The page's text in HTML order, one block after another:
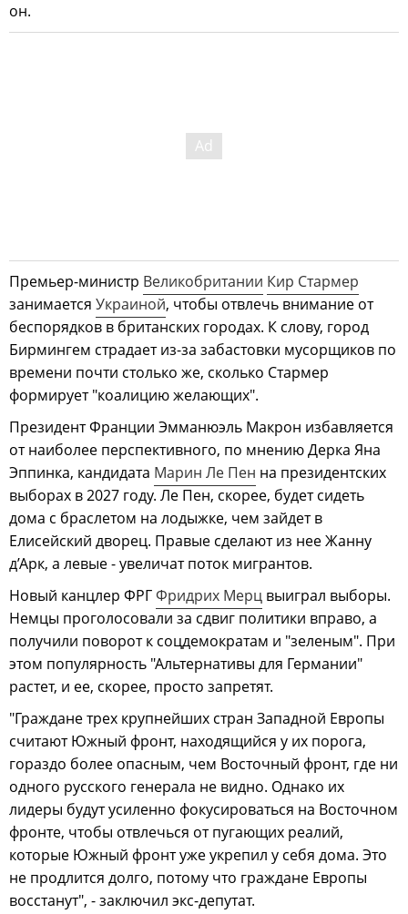
он.
Премьер-министр Великобритании Кир Стармер
занимается Украиной, чтобы отвлечь внимание от
беспорядков в британских городах. К слову, город
Бирмингем страдает из-за забастовки мусорщиков по
времени почти столько же, сколько Стармер
формирует "коалицию желающих".
Президент Франции Эмманюэль Макрон избавляется
от наиболее перспективного, по мнению Дерка Яна
Эппинка, кандидата Марин Ле Пен на президентских
выборах в 2027 году. Ле Пен, скорее, будет сидеть
дома с браслетом на лодыжке, чем зайдет в
Елисейский дворец. Правые сделают из нее Жанну
д’Арк, а левые - увеличат поток мигрантов.
Новый канцлер ФРГФридрих Мерц выиграл выборы.
Немцы проголосовали за сдвиг политики вправо, а
получили поворот к соцдемократам и "зеленым". При
этом популярность "Альтернативы для Германии"
растет, и ее, скорее, просто запретят.
"Граждане трех крупнейших стран Западной Европы
считают Южный фронт, находящийся у их порога,
гораздо более опасным, чем Восточный фронт, где ни
одного русского генерала не видно. Однако их
лидеры будут усиленно фокусироваться на Восточном
фронте, чтобы отвлечься от пугающих реалий,
которые Южный фронт уже укрепил у себя дома. Это
не продлится долго, потому что граждане Европы
восстанут", - заключил экс-депутат.